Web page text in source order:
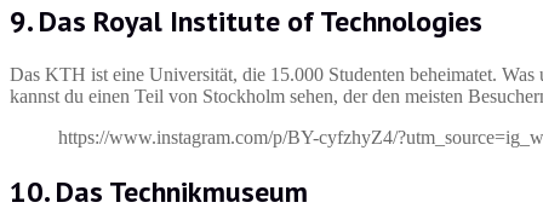
9. Das Royal Institute of Technologies
Das KTH ist eine Universität, die 15.000 Studenten beheimatet.
kannst du einen Teil von Stockholm sehen, der den meisten
https://www.instagram.com/p/BY-cyfzhyZ4/
10. Das Technikmuseum